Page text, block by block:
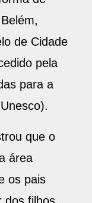
de
de Cidade
pela
para a
que o
área
os pais